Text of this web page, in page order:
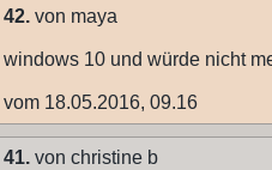
42. von maya
windows 10 und würde nicht
vom 18.05.2016, 09.16
41. von christine b